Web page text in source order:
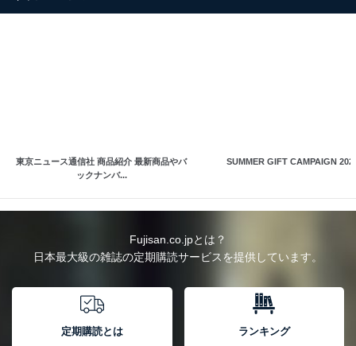
東京ニュース通信社 商品紹介 最新商品やバ
ックナンバ...
SUMMER GIFT CAMPAIGN
Fujisan.co.jpとは？
日本最大級の雑誌の定期購読サービスを提供しています。
定期購読とは ランキング